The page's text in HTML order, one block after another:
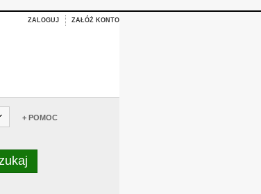
ZALOGUJ ZAŁÓŻ KONTO
+ POMOC